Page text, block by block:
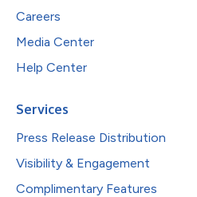
Careers
Media Center
Help Center
Services
Press Release Distribution
Visibility & Engagement
Complimentary Features